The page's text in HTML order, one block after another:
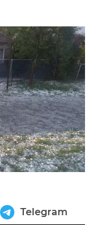
Telegram